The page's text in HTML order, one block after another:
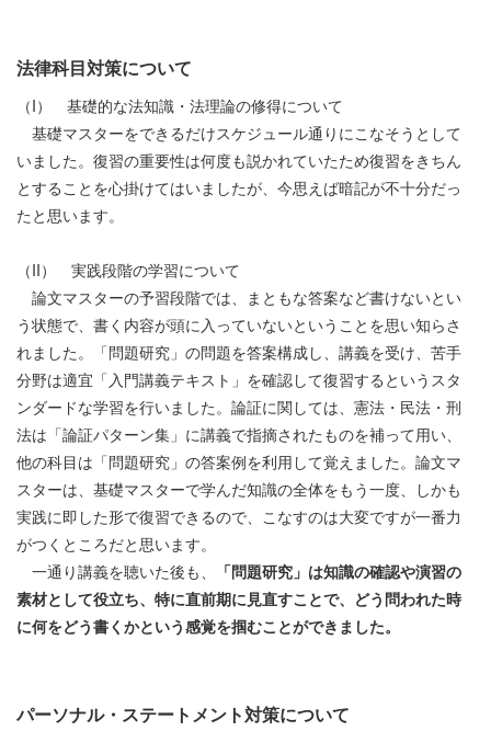
法律科目対策について
（I） 基礎的な法知識・法理論の修得について
基礎マスターをできるだけスケジュール通りにこなそうとして
いました。復習の重要性は何度も説かれていたため復習をきちん
とすることを心掛けてはいましたが、今思えば暗記が不十分だっ
たと思います。
（II） 実践段階の学習について
論文マスターの予習段階では、まともな答案など書けないとい
う状態で、書く内容が頭に入っていないということを思い知らさ
れました。「問題研究」の問題を答案構成し、講義を受け、苦手
分野は適宜「入門講義テキスト」を確認して復習するというスタ
ンダードな学習を行いました。論証に関しては、憲法・民法・刑
法は「論証パターン集」に講義で指摘されたものを補って用い、
他の科目は「問題研究」の答案例を利用して覚えました。論文マ
スターは、基礎マスターで学んだ知識の全体をもう一度、しかも
実践に即した形で復習できるので、こなすのは大変ですが一番力
がつくところだと思います。
一通り講義を聴いた後も、
「問題研究」は知識の確認や演習の
素材として役立ち、特に直前期に見直すことで、どう問われた時
に何をどう書くかという感覚を掴むことができました。
パーソナル・ステートメント対策について